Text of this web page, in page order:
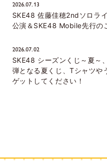
2026.07.13
SKE48 佐藤佳穂2ndソロラ
公演＆SKE48 Mobile先行の
2026.07.02
SKE48 シーズンくじ～夏～
弾となる夏くじ、Tシャツや
ゲットしてください！